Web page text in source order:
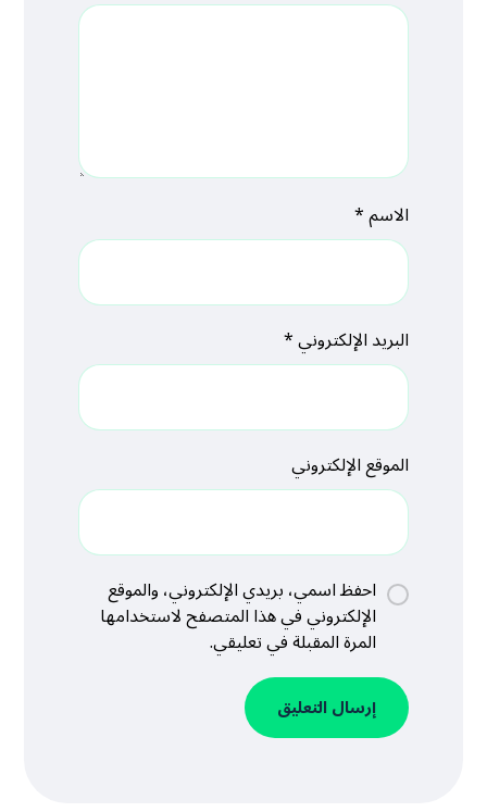
الاسم*
البريد الإلكتروني*
الموقع الإلكتروني
احفظ اسمي، بريدي الإلكتروني، والموقع
الإلكتروني في هذا المتصفح لاستخدامها
المرة المقبلة في تعليقي.
إرسال التعليق